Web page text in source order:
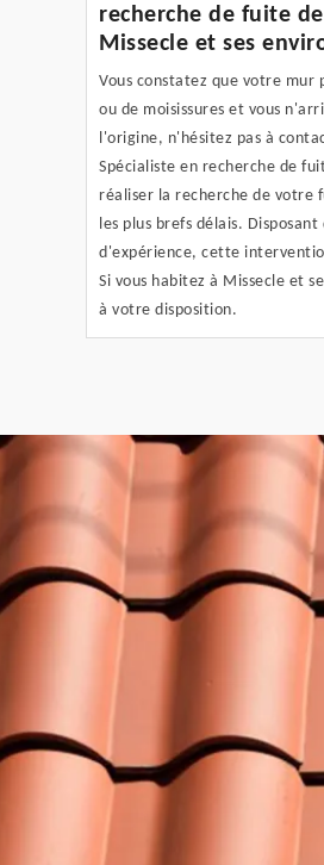
recherche de fuite
Missecle et ses
Vous constatez que votre mur
ou de moisissures et vous
l'origine, n'hésitez pas à
Spécialiste en recherche de
réaliser la recherche de votre
les plus brefs délais.
d'expérience, cette
Si vous habitez à Missecle et
à votre disposition.